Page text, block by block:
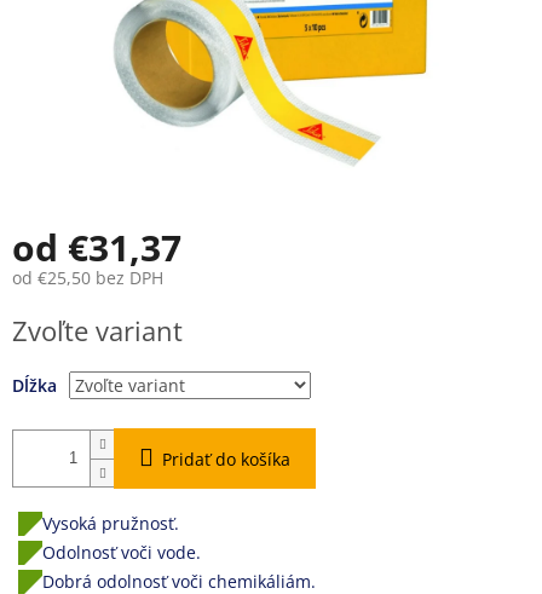
od €31,37
od €25,50 bez DPH
cena:
Zvoľte variant
Dĺžka
Pridať do košíka
Vysoká pružnosť.
Odolnosť voči vode.
Dobrá odolnosť voči chemikáliám.